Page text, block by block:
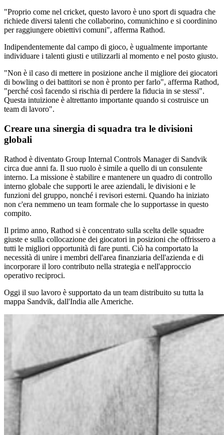
"Proprio come nel cricket, questo lavoro è uno sport di squadra che
richiede diversi talenti che collaborino, comunichino e si coordinino
per raggiungere obiettivi comuni", afferma Rathod.
Indipendentemente dal campo di gioco, è ugualmente importante
individuare i talenti giusti e utilizzarli al momento e nel posto giusto.
"Non è il caso di mettere in posizione anche il migliore dei giocatori
di bowling o dei battitori se non è pronto per farlo", afferma Rathod,
"perché così facendo si rischia di perdere la fiducia in se stessi".
Questa intuizione è altrettanto importante quando si costruisce un
team di lavoro".
Creare una sinergia di squadra tra le divisioni
globali
Rathod è diventato Group Internal Controls Manager di Sandvik
circa due anni fa. Il suo ruolo è simile a quello di un consulente
interno. La missione è stabilire e mantenere un quadro di controllo
interno globale che supporti le aree aziendali, le divisioni e le
funzioni del gruppo, nonché i revisori esterni. Quando ha iniziato
non c'era nemmeno un team formale che lo supportasse in questo
compito.
Il primo anno, Rathod si è concentrato sulla scelta delle squadre
giuste e sulla collocazione dei giocatori in posizioni che offrissero a
tutti le migliori opportunità di fare punti. Ciò ha comportato la
necessità di unire i membri dell'area finanziaria dell'azienda e di
incorporare il loro contributo nella strategia e nell'approccio
operativo reciproci.
Oggi il suo lavoro è supportato da un team distribuito su tutta la
mappa Sandvik, dall'India alle Americhe.